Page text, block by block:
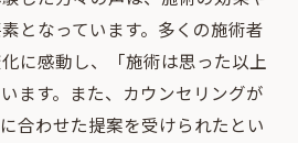
となっています。多くの施術者
に感動し、「施術は思った以上
ます。また、カウンセリングが
合わせた提案を受けられたとい